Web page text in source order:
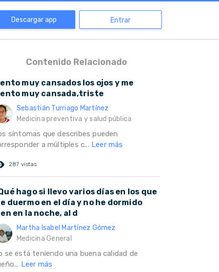
Descargar app Entrar
Contenido Relacionado
muy cansados los ojos y me
muy cansada,triste
Sebastián Turriago Martínez
Medicina preventiva y salud pública
síntomas que describes pueden
a múltiples c... Leer más
287 vistas
hago si llevo varios días en los que
duermo en el día y no he dormido
en la noche, al d
Martha Isabel Martínez Gómez
Medicina General
se está teniendo una buena calidad de
Leer más